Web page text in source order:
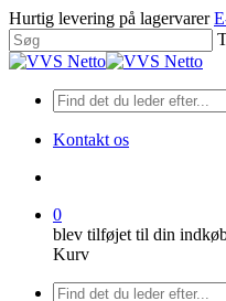
Spring
til
hovedindhold
Hurtig levering på lagervarer
Luk
Kontakt os
0
blev tilføjet til din
Kurv
Menu